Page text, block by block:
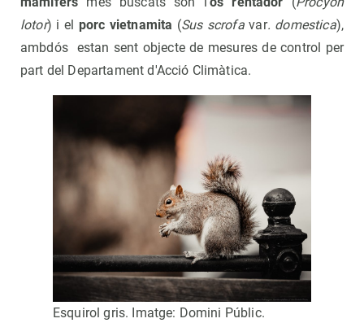
lotor) i el porc vietnamita (Sus scrofavar. domestica),
ambdós estan sent objecte de mesures de control per
part del Departament d'Acció Climàtica.
Esquirol gris. Imatge: Domini Públic.